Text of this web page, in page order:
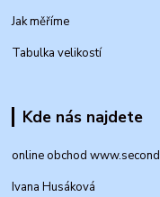
Jak měříme
Tabulka velikostí
Kde nás najdete
online obchod
Ivana Husáková